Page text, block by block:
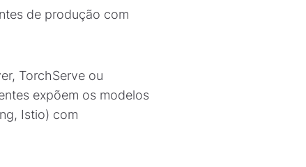
de produção com
TorchServe ou
expõem os modelos
Istio) com